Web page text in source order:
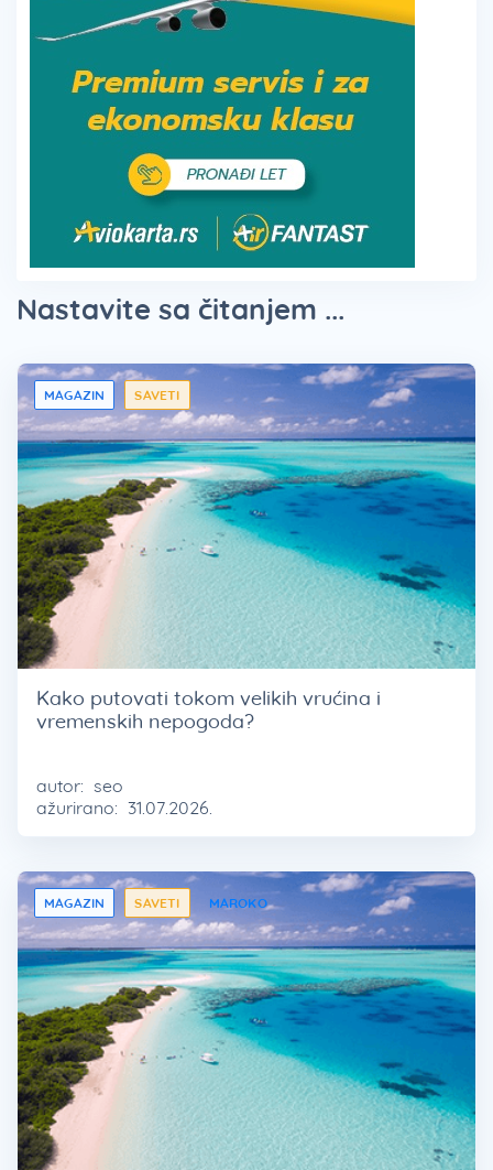
Nastavite sa čitanjem ...
MAGAZIN SAVETI
Kako putovati tokom velikih vrućina i
vremenskih nepogoda?
autor: seo
ažurirano: 31.07.2026.
MAGAZIN SAVETI MAROKO